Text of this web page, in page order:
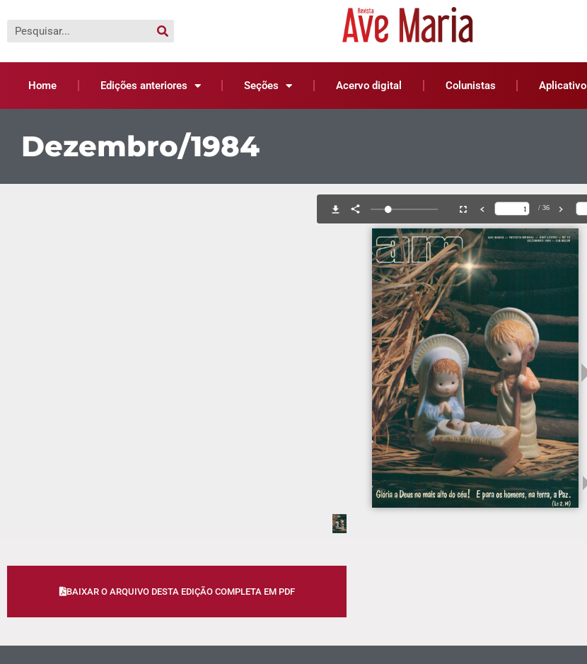
Home Edições anteriores Seções Acervo digital Colunistas Aplicativo
Dezembro/1984
BAIXAR O ARQUIVO DESTA EDIÇÃO COMPLETA EM PDF